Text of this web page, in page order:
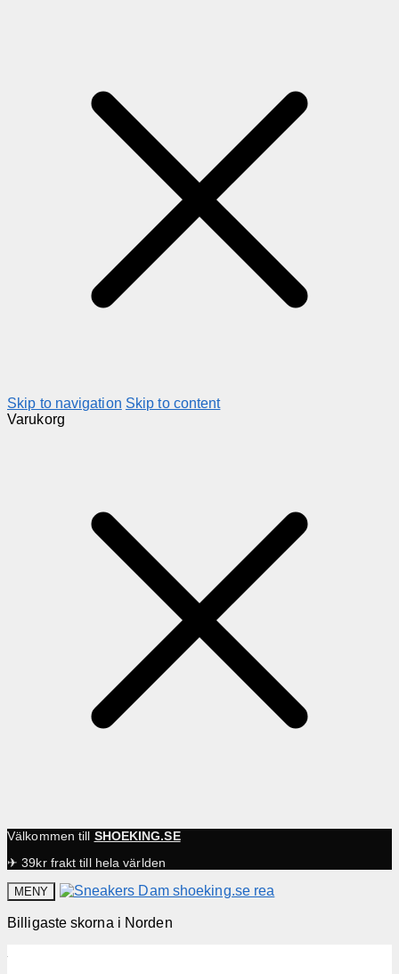
Skip to navigation Skip to content
Varukorg
Välkommen till SHOEKING.SE
✈ 39kr frakt till hela världen
MENY
Billigaste skorna i Norden